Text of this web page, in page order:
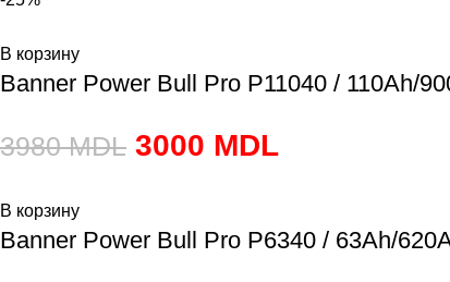
В корзину
Banner Power Bull Pro P11040 / 110Ah/
3980MDL 3000 MDL
В корзину
Banner Power Bull Pro P6340 / 63Ah/